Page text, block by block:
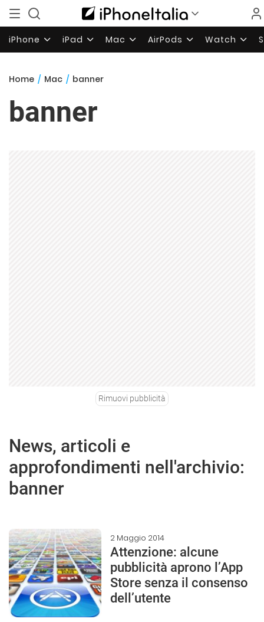
iPhone iPad Mac AirPods Watch
Home / Mac / banner
banner
Rimuovi pubblicità
News, articoli e
approfondimenti nell'archivio:
banner
2 Maggio 2014
Attenzione: alcune
pubblicità aprono l’App
Store senza il consenso
dell’utente